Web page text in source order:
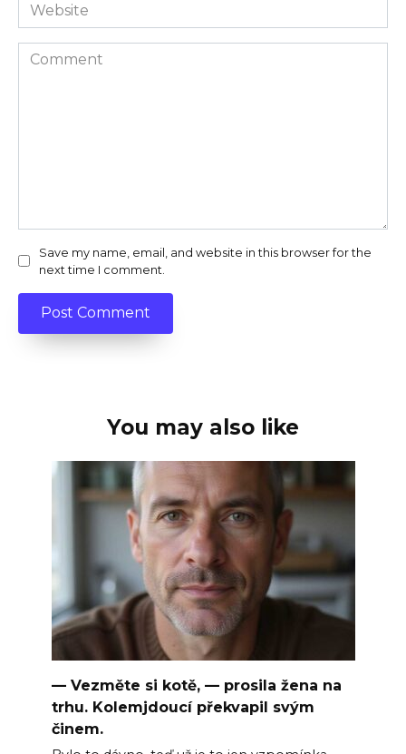
Comment
Save my name, email, and website in this browser for the
next time I comment.
You may also like
— Vezměte si kotě, — prosila žena na
trhu. Kolemjdoucí překvapil svým
činem.